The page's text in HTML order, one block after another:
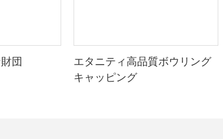
団
エタニティ高品質ボウリング
キャッピング